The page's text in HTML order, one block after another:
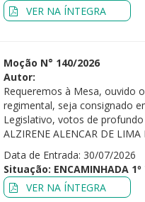
VER NA ÍNTEGRA
Moção N° 140/2026
Autor:
Requeremos à Mesa, ouvido
regimental, seja consignado
Legislativo, votos de
ALZIRENE ALENCAR DE LIMA
Data de Entrada: 30/07/2026
Situação: ENCAMINHADA
VER NA ÍNTEGRA